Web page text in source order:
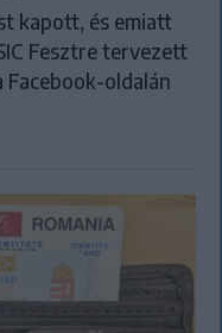
kapott, és emiatt
Fesztre tervezett
oldalán